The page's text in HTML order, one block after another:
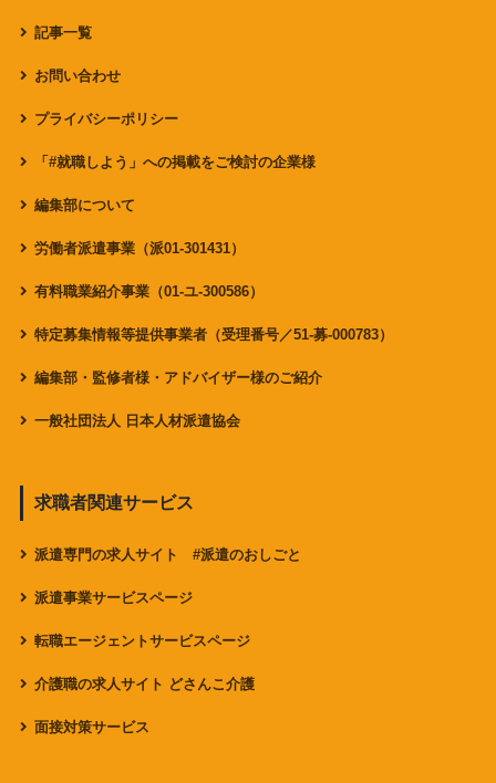
記事一覧
お問い合わせ
プライバシーポリシー
「#就職しよう」への掲載をご検討の企業様
編集部について
労働者派遣事業（派01-301431）
有料職業紹介事業（01-ユ-300586）
特定募集情報等提供事業者（受理番号／51-募-000783）
編集部・監修者様・アドバイザー様のご紹介
一般社団法人 日本人材派遣協会
求職者関連サービス
派遣専門の求人サイト #派遣のおしごと
派遣事業サービスページ
転職エージェントサービスページ
介護職の求人サイト どさんこ介護
面接対策サービス